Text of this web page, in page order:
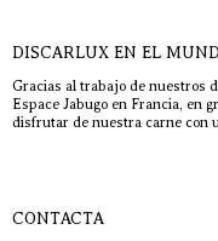
DISCARLUX EN EL
Gracias al trabajo de nuestros
Espace Jabugo en Francia, en
disfrutar de nuestra carne con
CONTACTA